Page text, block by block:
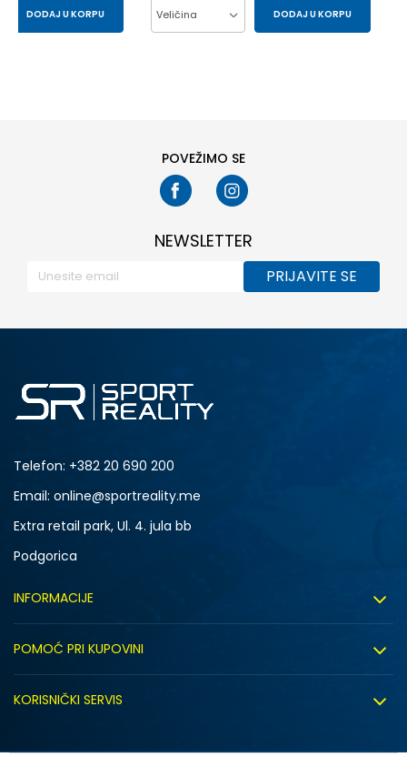
DODAJ U KORPU Veličina DODAJ U KORPU
POVEŽIMO SE
NEWSLETTER
PRIJAVITE SE
Telefon: +382 20 690 200
Email: online@sportreality.me
Extra retail park, Ul. 4. jula bb
Podgorica
INFORMACIJE
Zapošljavanje
Sindikalna prodaja
POMOĆ PRI KUPOVINI
Kako kupiti
KORISNIČKI SERVIS